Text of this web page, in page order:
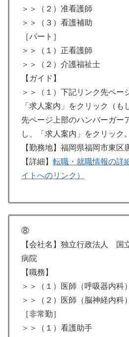
＞＞（２）准看護師
＞＞（３）看護補助
［パート］
＞＞（１）正看護師
＞＞（２）介護福祉士
【ガイド】
＞＞（１）下記リンク先ペー
「求人案内」をクリック（も
先ページ上部のハンバーガー
し、「求人案内」をクリック
【勤務地】福岡県福岡市東区
【詳細】 転職・就職情報の詳
イトへのリンク）
⑧
【会社名】独立行政法人 国
病院
【職務】
＞＞（１）医師（呼吸器内科）
＞＞（２）医師（脳神経内科）
［非常勤］
＞＞（１）看護助手